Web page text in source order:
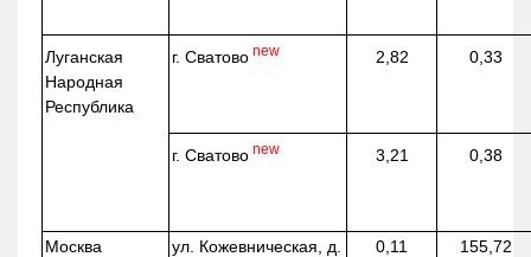
Луганская
Народная
Республика
г. Сватово new 2,82 0,33
г. Сватово new 3,21 0,38
Москва ул. Кожевническая , д.
0,11 155,72